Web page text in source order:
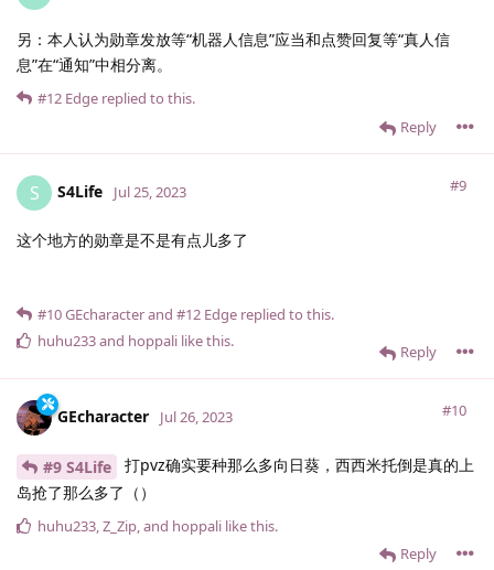
另：本人认为勋章发放等“机器人信息”应当和点赞回复等“真人信
息”在“通知”中相分离。
Reply
#12 Edge replied to this.
S S4Life #9
Jul 25, 2023
这个地方的勋章是不是有点儿多了
Reply
#10GEcharacterand #12 Edge replied to this.
huhu233and hoppali like this.
GEcharacter #10
Jul 26, 2023
#9 S4Life
打pvz确实要种那么多向日葵，西西米托倒是真的上
岛抢了那么多了（）
Reply
huhu233,Z_Zip, and hoppali like this.